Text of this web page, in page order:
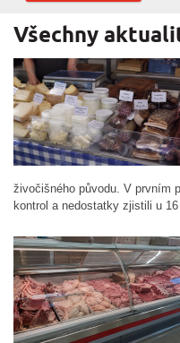
Všechny
živočišného původu. V prvním
kontrol a nedostatky zjistili u